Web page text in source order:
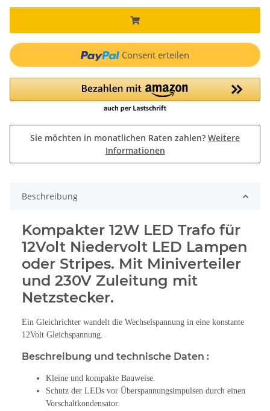
Consent erteilen
Sie möchten in monatlichen Raten zahlen? Weitere
Informationen
Beschreibung
Kompakter 12W LED Trafo für
12Volt Niedervolt LED Lampen
oder Stripes. Mit Miniverteiler
und 230V Zuleitung mit
Netzstecker.
Ein Gleichrichter wandelt die Wechselspannung in eine konstante
12Volt Gleichspannung.
Beschreibung und technische Daten :
Kleine und kompakte Bauweise.
Schutz der LEDs vor Überspannungsimpulsen durch einen
Vorschaltkondensator.